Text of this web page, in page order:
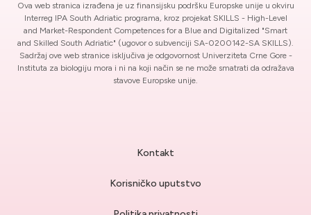
Ova web stranica izrađena je uz finansijsku podršku Europske unije u okviru
Interreg IPA South Adriatic programa, kroz projekat SKILLS - High-Level
and Market-Respondent Competences for a Blue and Digitalized "Smart
and Skilled South Adriatic" (ugovor o subvenciji SA-0200142-SA SKILLS).
Sadržaj ove web stranice isključiva je odgovornost Univerziteta Crne Gore -
Instituta za biologiju mora i ni na koji način se ne može smatrati da odražava
stavove Europske unije.
Kontakt
Korisničko uputstvo